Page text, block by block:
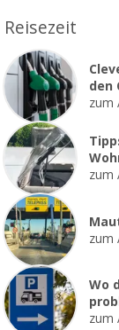
Reisezeit
den
zum
zum
zum
Wo
zum